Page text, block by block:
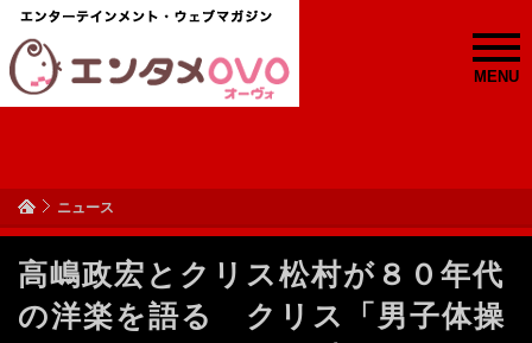
MENU
ニュース
高嶋政宏とクリス松村が８０年代
の洋楽を語る クリス「男子体操